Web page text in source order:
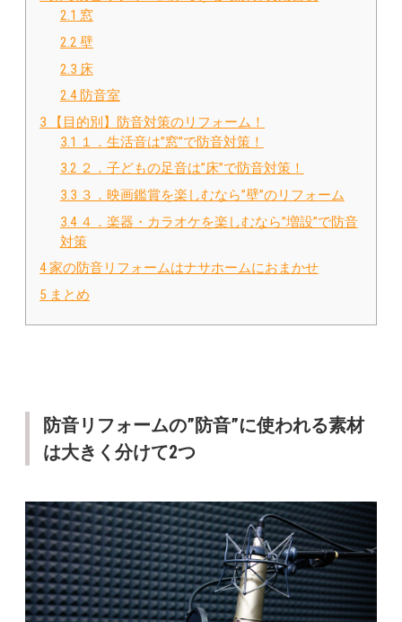
2.1 窓
2.2 壁
2.3 床
2.4防音室
3 【目的別】防音対策のリフォーム！
3.1 １．生活音は”窓”で防音対策！
3.2 ２．子どもの足音は”床”で防音対策！
3.3 ３．映画鑑賞を楽しむなら”壁”のリフォーム
3.4４．楽器・カラオケを楽しむなら”増設”で防音
対策
4家の防音リフォームはナサホームにおまかせ
5 まとめ
防音リフォームの”防音”に使われる素材
は大きく分けて2つ